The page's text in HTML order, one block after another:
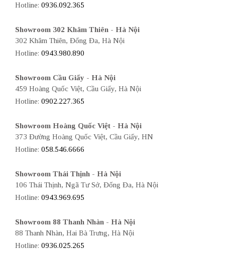
Hotline: 0936.092.365
Showroom 302 Khâm Thiên - Hà Nội
302 Khâm Thiên, Đống Đa, Hà Nội
Hotline: 0943.980.890
Showroom Cầu Giấy - Hà Nội
459 Hoàng Quốc Việt, Cầu Giấy, Hà Nội
Hotline: 0902.227.365
Showroom Hoàng Quốc Việt - Hà Nội
373 Đường Hoàng Quốc Việt, Cầu Giấy, HN
Hotline: 058.546.6666
Showroom Thái Thịnh - Hà Nội
106 Thái Thịnh, Ngã Tư Sở, Đống Đa, Hà Nội
Hotline: 0943.969.695
Showroom 88 Thanh Nhàn - Hà Nội
88 Thanh Nhàn, Hai Bà Trưng, Hà Nội
Hotline: 0936.025.265